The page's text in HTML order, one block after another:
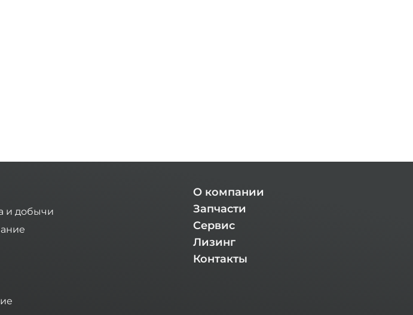
и добычи
О компании
Запчасти
Сервис
Лизинг
Контакты